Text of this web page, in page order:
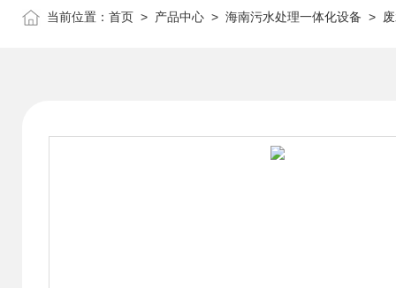
当前位置： 首页 > 产品中心 > 海南污水处理一体化设备 >